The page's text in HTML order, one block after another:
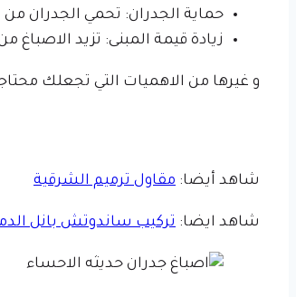
حماية الجدران: تحمي الجدران
زيادة قيمة المبنى: تزيد الاصباغ
و غيرها من الاهميات التي تجعلك
شاهد أيضا: مقاول ترميم الشرقية
شاهد ايضا: تركيب ساندوتش بانل